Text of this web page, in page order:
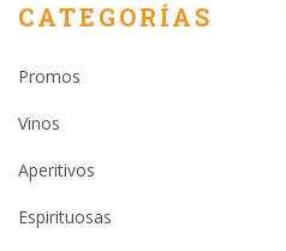
CATEGORÍAS
Promos
Vinos
Aperitivos
Espirituosas